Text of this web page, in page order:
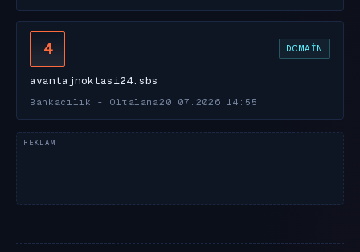
4 DOMAIN
avantajnoktasi24.sbs
Bankacılık - Oltalama20.07.2026 14:55